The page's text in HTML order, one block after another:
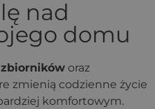
nad
domu
oraz
zmienią codzienne życie
komfortowym.